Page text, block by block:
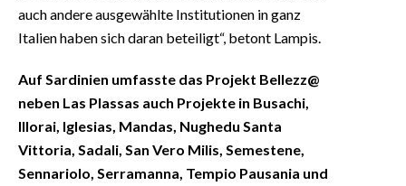
auch andere ausgewählte Institutionen in ganz
Italien haben sich daran beteiligt“, betont Lampis.
Auf Sardinien umfasste das Projekt Bellezz@
neben Las Plassas auch Projekte in Busachi,
Illorai, Iglesias, Mandas, Nughedu Santa
Vittoria, Sadali, San Vero Milis, Semestene,
Sennariolo, Serramanna, Tempio Pausania und